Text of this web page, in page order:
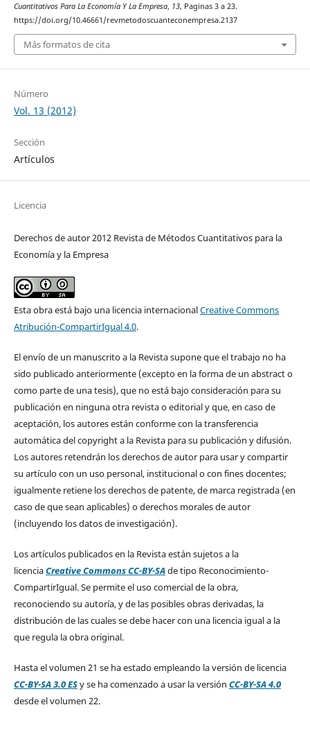
Cuantitativos Para La Economía Y La Empresa, 13, Paginas 3 a 23.
https://doi.org/10.46661/revmetodoscuanteconempresa.2137
Más formatos de cita
Número
Vol. 13 (2012)
Sección
Artículos
Licencia
Derechos de autor 2012 Revista de Métodos Cuantitativos para la
Economía y la Empresa
Esta obra está bajo una licencia internacionalCreative Commons
Atribución-CompartirIgual 4.0.
El envío de un manuscrito a la Revista supone que el trabajo no ha
sido publicado anteriormente (excepto en la forma de un abstract o
como parte de una tesis), que no está bajo consideración para su
publicación en ninguna otra revista o editorial y que, en caso de
aceptación, los autores están conforme con la transferencia
automática del copyright a la Revista para su publicación y difusión.
Los autores retendrán los derechos de autor para usar y compartir
su artículo con un uso personal, institucional o con fines docentes;
igualmente retiene los derechos de patente, de marca registrada (en
caso de que sean aplicables) o derechos morales de autor
(incluyendo los datos de investigación).
Los artículos publicados en la Revista están sujetos a la
licenciaCreative Commons CC-BY-SAde tipo Reconocimiento-
CompartirIgual. Se permite el uso comercial de la obra,
reconociendo su autoría, y de las posibles obras derivadas, la
distribución de las cuales se debe hacer con una licencia igual a la
que regula la obra original.
Hasta el volumen 21 se ha estado empleando la versión de licencia
CC-BY-SA 3.0 ESy se ha comenzado a usar la versión CC-BY-SA 4.0
desde el volumen 22.